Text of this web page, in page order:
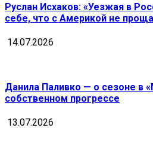
Руслан Исхаков: «Уезжая в
себе, что с Америкой не
14.07.2026
Данила Паливко — о сезоне в
собственном прогрессе
13.07.2026